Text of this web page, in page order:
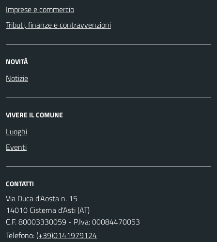
Imprese e commercio
Tributi, finanze e contravvenzioni
NOVITÀ
Notizie
VIVERE IL COMUNE
Luoghi
Eventi
CONTATTI
Via Duca d'Aosta n. 15
14010 Cisterna d'Asti (AT)
C.F. 80003330059 - P.Iva: 00084470053
Telefono:(+39)0141979124